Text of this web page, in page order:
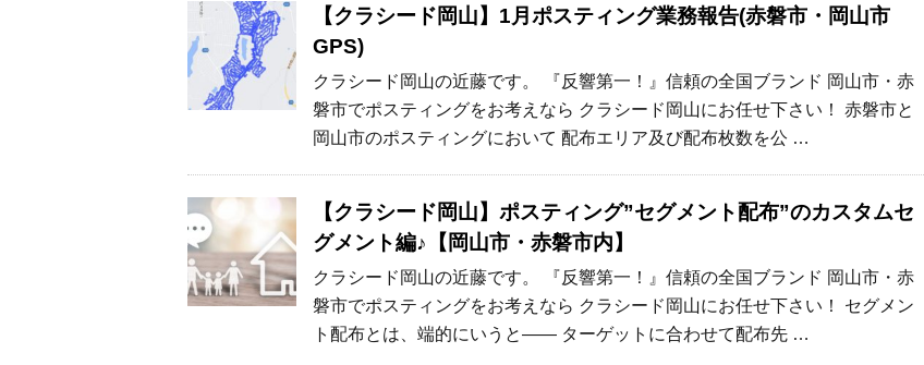
【クラシード岡山】1月ポスティング業務報告(赤磐市・岡山市
GPS)
クラシード岡山の近藤です。 『反響第一！』信頼の全国ブランド 岡山市・赤
磐市でポスティングをお考えなら クラシード岡山にお任せ下さい！ 赤磐市と
岡山市のポスティングにおいて 配布エリア及び配布枚数を公 …
【クラシード岡山】ポスティング”セグメント配布”のカスタムセ
グメント編♪【岡山市・赤磐市内】
クラシード岡山の近藤です。 『反響第一！』信頼の全国ブランド 岡山市・赤
磐市でポスティングをお考えなら クラシード岡山にお任せ下さい！ セグメン
ト配布とは、端的にいうと―― ターゲットに合わせて配布先 …